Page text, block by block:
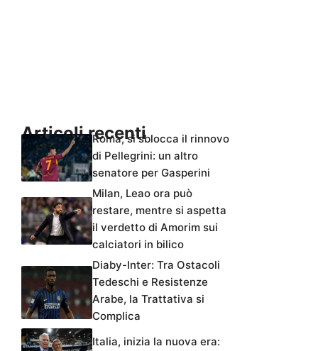
Articoli recentiRoma, si sblocca il rinnovo
di Pellegrini: un altro
senatore per Gasperini
Milan, Leao ora può
restare, mentre si aspetta
il verdetto di Amorim sui
calciatori in bilico
Diaby-Inter: Tra Ostacoli
Tedeschi e Resistenze
Arabe, la Trattativa si
Complica
Italia, inizia la nuova era: